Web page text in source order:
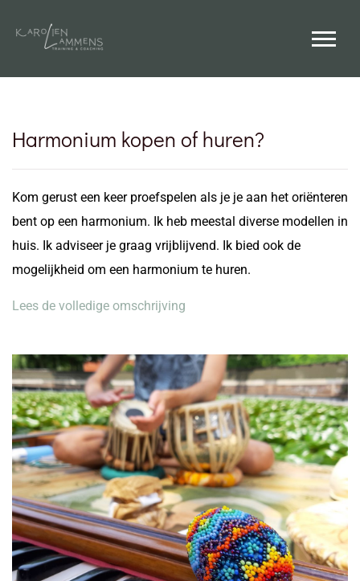
Harmonium kopen of huren?
Kom gerust een keer proefspelen als je je aan het oriënteren
bent op een harmonium. Ik heb meestal diverse modellen in
huis. Ik adviseer je graag vrijblijvend. Ik bied ook de
mogelijkheid om een harmonium te huren.
Lees de volledige omschrijving